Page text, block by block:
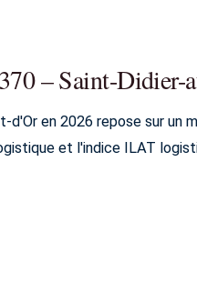
– Saint-
en 2026 repose sur un
et l'indice ILAT